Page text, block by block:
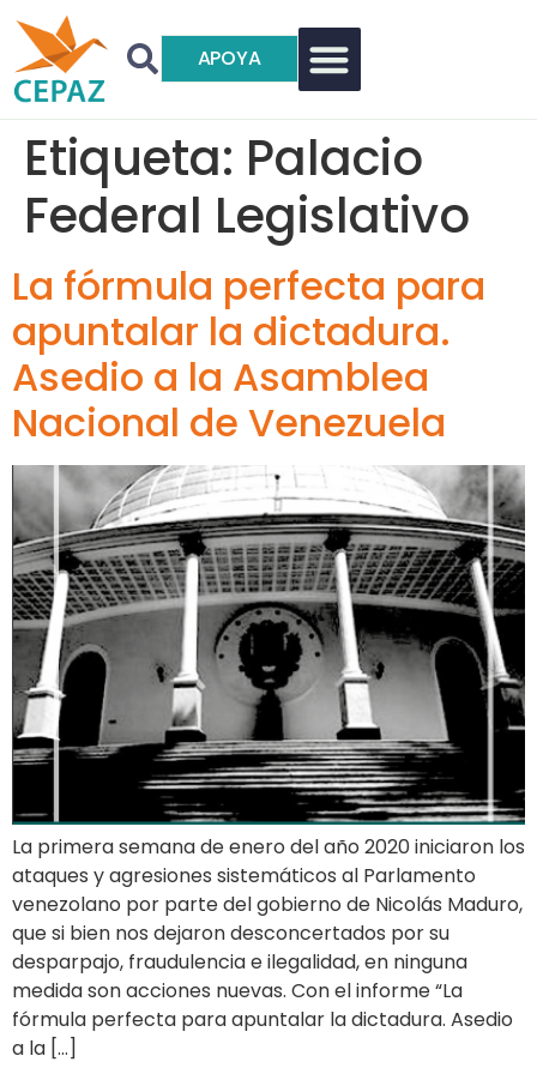
APOYA
Etiqueta: Palacio
Federal Legislativo
La fórmula perfecta para
apuntalar la dictadura.
Asedio a la Asamblea
Nacional de Venezuela
La primera semana de enero del año 2020 iniciaron los
ataques y agresiones sistemáticos al Parlamento
venezolano por parte del gobierno de Nicolás Maduro,
que si bien nos dejaron desconcertados por su
desparpajo, fraudulencia e ilegalidad, en ninguna
medida son acciones nuevas. Con el informe “La
fórmula perfecta para apuntalar la dictadura. Asedio
a la […]